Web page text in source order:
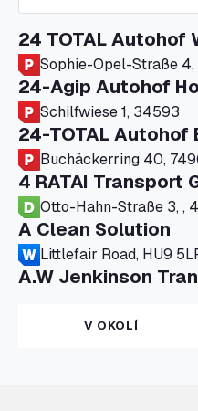
24 TOTAL Autohof
Sophie-Opel-Straße
24-Agip Autohof
Schilfwiese 1, 34593
24-TOTAL Autohof
Buchäckerring 40,
4 RATAI Transport
A Clean Solution
Littlefair Road, HU9
A.W Jenkinson
Progress House,
A+G Nettetal -
Am Panneschopp 7,
V OKOLÍ